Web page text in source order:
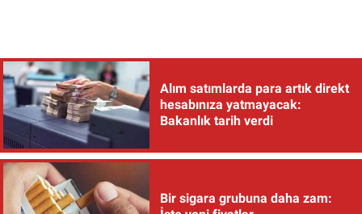
Alım satımlarda para artık direkt
hesabınıza yatmayacak:
Bakanlık tarih verdi
Bir sigara grubuna daha zam: